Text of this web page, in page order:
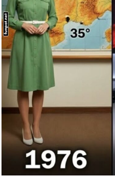
The Mind: Its